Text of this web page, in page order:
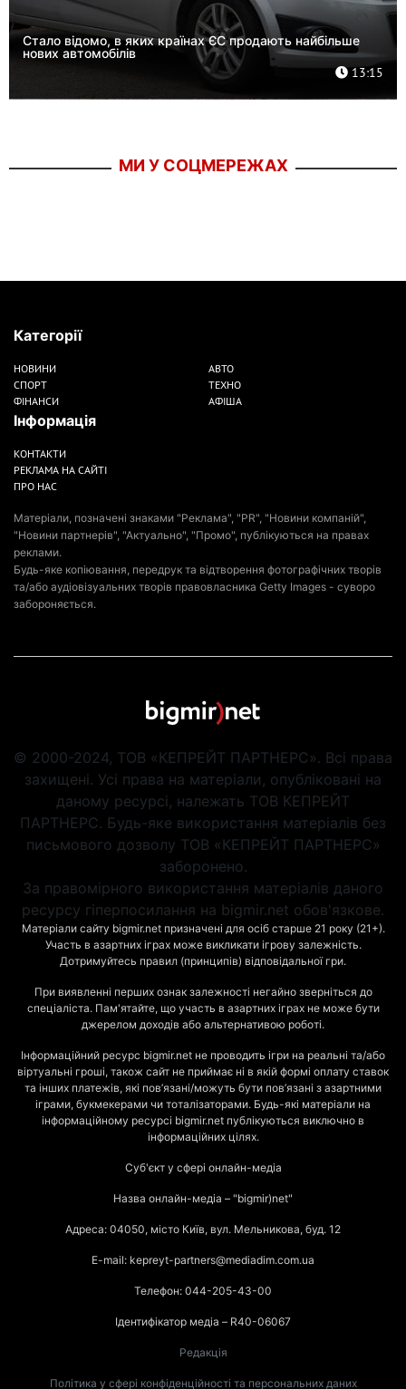
Стало відомо, в яких країнах ЄС продають найбільше
нових автомобілів
13:15
МИ У СОЦМЕРЕЖАХ
Категорії
НОВИНИ
СПОРТ
ФІНАНСИ
АВТО
ТЕХНО
АФІША
Інформація
КОНТАКТИ
РЕКЛАМА НА САЙТІ
ПРО НАС
Матеріали, позначені знаками "Реклама", "PR", "Новини компаній",
"Новини партнерів", "Актуально", "Промо", публікуються на правах
реклами.
Будь-яке копіювання, передрук та відтворення фотографічних творів
та/або аудіовізуальних творів правовласника Getty Images - суворо
забороняється.
© 2000-2024, ТОВ «КЕПРЕЙТ ПАРТНЕРС». Всі права
захищені. Усі права на матеріали, опубліковані на
даному ресурсі, належать ТОВ КЕПРЕЙТ
ПАРТНЕРС. Будь-яке використання матеріалів без
письмового дозволу ТОВ «КЕПРЕЙТ ПАРТНЕРС»
заборонено.
За правомірного використання матеріалів даного
ресурсу гіперпосилання на bigmir.net обов'язкове.
Матеріали сайту bigmir.net призначені для осіб старше 21 року (21+).
Участь в азартних іграх може викликати ігрову залежність.
Дотримуйтесь правил (принципів) відповідальної гри.
При виявленні перших ознак залежності негайно зверніться до
спеціаліста. Пам'ятайте, що участь в азартних іграх не може бути
джерелом доходів або альтернативою роботі.
Інформаційний ресурс bigmir.net не проводить ігри на реальні та/або
віртуальні гроші, також сайт не приймає ні в якій формі оплату ставок
та інших платежів, які пов’язані/можуть бути пов’язані з азартними
іграми, букмекерами чи тоталізаторами. Будь-які матеріали на
інформаційному ресурсі bigmir.net публікуються виключно в
інформаційних цілях.
Суб'єкт у сфері онлайн-медіа
Назва онлайн-медіа – "bigmir)net"
Адреса: 04050, місто Київ, вул. Мельникова, буд. 12
E-mail: kepreyt-partners@mediadim.com.ua
Телефон: 044-205-43-00
Ідентифікатор медіа – R40-06067
Редакція
Політика у сфері конфіденційності та персональних даних